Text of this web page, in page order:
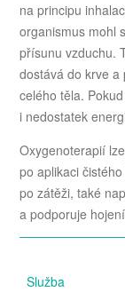
na principu
organismus mohl
přísunu vzduchu.
dostává do krve
celého těla.
i nedostatek
Oxygenoterapií
po aplikaci
po zátěži, také
a podporuje
Služba